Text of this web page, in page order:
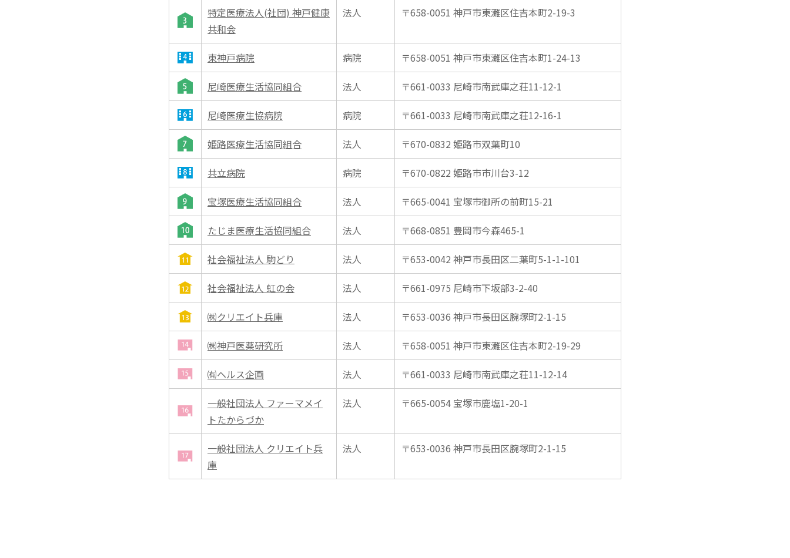
特定医療法人(社団) 神戸健康
共和会
法人 〒658-0051 神戸市東灘区住吉本町2-19-3
東神戸病院 病院 〒658-0051 神戸市東灘区住吉本町1-24-13
尼崎医療生活協同組合 法人 〒661-0033 尼崎市南武庫之荘11-12-1
尼崎医療生協病院 病院 〒661-0033 尼崎市南武庫之荘12-16-1
姫路医療生活協同組合 法人 〒670-0832 姫路市双葉町10
共立病院 病院 〒670-0822 姫路市市川台3-12
宝塚医療生活協同組合 法人 〒665-0041 宝塚市御所の前町15-21
たじま医療生活協同組合 法人 〒668-0851 豊岡市今森465-1
社会福祉法人 駒どり 法人 〒653-0042 神戸市長田区二葉町5-1-1-101
社会福祉法人 虹の会 法人 〒661-0975 尼崎市下坂部3-2-40
㈱クリエイト兵庫 法人 〒653-0036 神戸市長田区腕塚町2-1-15
㈱神戸医薬研究所 法人 〒658-0051 神戸市東灘区住吉本町2-19-29
㈲ヘルス企画 法人 〒661-0033 尼崎市南武庫之荘11-12-14
一般社団法人 ファーマメイ
トたからづか
法人 〒665-0054 宝塚市鹿塩1-20-1
一般社団法人 クリエイト兵
庫
法人 〒653-0036 神戸市長田区腕塚町2-1-15